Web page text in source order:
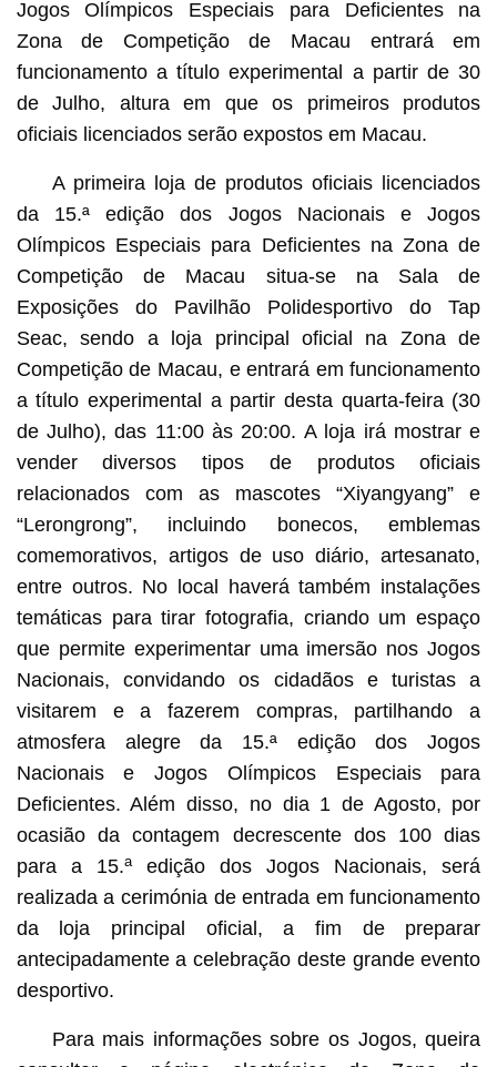
Jogos Olímpicos Especiais para Deficientes na
Zona de Competição de Macau entrará em
funcionamento a título experimental a partir de 30
de Julho, altura em que os primeiros produtos
oficiais licenciados serão expostos em Macau.
A primeira loja de produtos oficiais licenciados
da 15.ª edição dos Jogos Nacionais e Jogos
Olímpicos Especiais para Deficientes na Zona de
Competição de Macau situa-se na Sala de
Exposições do Pavilhão Polidesportivo do Tap
Seac, sendo a loja principal oficial na Zona de
Competição de Macau, e entrará em funcionamento
a título experimental a partir desta quarta-feira (30
de Julho), das 11:00 às 20:00. A loja irá mostrar e
vender diversos tipos de produtos oficiais
relacionados com as mascotes “Xiyangyang” e
“Lerongrong”, incluindo bonecos, emblemas
comemorativos, artigos de uso diário, artesanato,
entre outros. No local haverá também instalações
temáticas para tirar fotografia, criando um espaço
que permite experimentar uma imersão nos Jogos
Nacionais, convidando os cidadãos e turistas a
visitarem e a fazerem compras, partilhando a
atmosfera alegre da 15.ª edição dos Jogos
Nacionais e Jogos Olímpicos Especiais para
Deficientes. Além disso, no dia 1 de Agosto, por
ocasião da contagem decrescente dos 100 dias
para a 15.aedição dos Jogos Nacionais, será
realizada a cerimónia de entrada em funcionamento
da loja principal oficial, a fim de preparar
antecipadamente a celebração deste grande evento
desportivo.
Para mais informações sobre os Jogos, queira